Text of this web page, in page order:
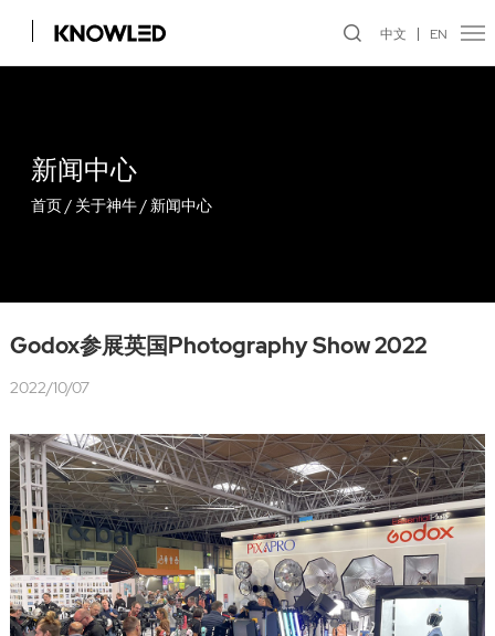
中文 EN
新闻中心
首页/ 关于神牛/ 新闻中心
Godox参展英国Photography Show 2022
2022/10/07